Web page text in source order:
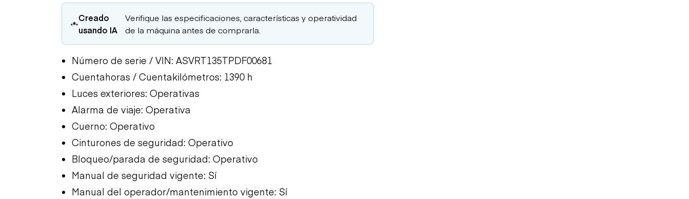
Creado
usando IA
Verifique las especificaciones, características y operatividad
de la máquina antes de comprarla.
Número de serie / VIN: ASVRT135TPDF00681
Cuentahoras / Cuentakilómetros: 1390 h
Luces exteriores: Operativas
Alarma de viaje: Operativa
Cuerno: Operativo
Cinturones de seguridad: Operativo
Bloqueo/parada de seguridad: Operativo
Manual de seguridad vigente: Sí
Manual del operador/mantenimiento vigente: Sí